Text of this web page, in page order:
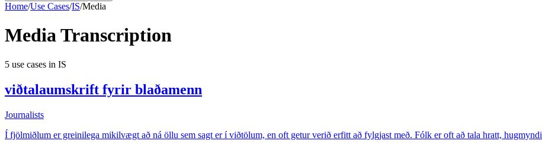
Home/Use Cases/IS/Media
MediaTranscription
5 use cases in IS
viðtalaumskrift fyrir blaðamenn
Journalists
Í fjölmiðlum er greinilega mikilvægt að ná öllu sem sagt er í viðtölum, en oft getur verið erfitt að fylgjast með. Fólk er oft að tala hratt, hugmyndi